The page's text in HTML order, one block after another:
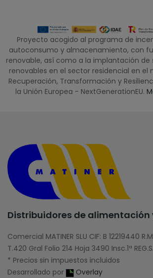
Proyecto acogido al programa de
autoconsumo y almacenamiento, con
renovable, así como a la implantación
renovables en el sector residencial en el
Recuperación, Transformación y
la Unión Europea - NextGenerationEU.
Distribuidores de alimentación
Comercial MATINER SLU CIF: B 12219440
T.420 Gral Folio 214 Hoja 3490 Insc.1ª
* Precios sin impuestos incluidos
Desarrollado por
Overlay